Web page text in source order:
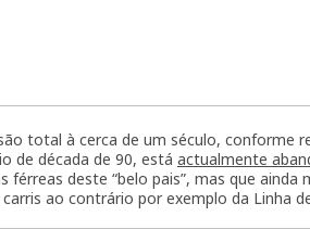
total à cerca de um século, conforme
de década de 90, está actualmente
deste “belo pais”, mas que ainda
ao contrário por exemplo da Linha